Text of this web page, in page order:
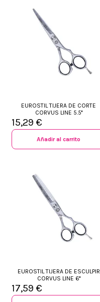
EUROSTIL TIJERA DE CORTE
CORVUS LINE 5.5''
15,29 €
Añadir al carrito
EUROSTIL TIJERA DE ESCULPIR
CORVUS LINE 6''
17,59 €
+34 968 06 63 44L-V 10:00 - 14:00
contacto@zaseni.com